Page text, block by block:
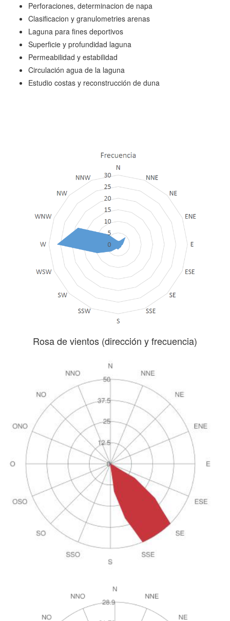
Perforaciones, determinacion de napa
Clasificacion y granulometries arenas
Laguna para fines deportivos
Superficie y profundidad laguna
Permeabilidad y estabilidad
Circulación agua de la laguna
Estudio costas y reconstrucción de duna
Rosa de vientos (dirección y frecuencia)